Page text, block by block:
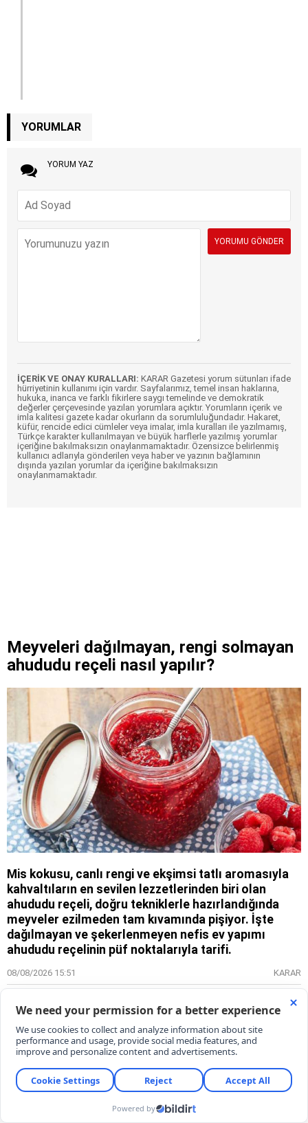
YORUMLAR
YORUM YAZ
İÇERİK VE ONAY KURALLARI: KARAR Gazetesi yorum sütunları ifade
hürriyetinin kullanımı için vardır. Sayfalarımız, temel insan haklarına,
hukuka, inanca ve farklı fikirlere saygı temelinde ve demokratik
değerler çerçevesinde yazılan yorumlara açıktır. Yorumların içerik ve
imla kalitesi gazete kadar okurların da sorumluluğundadır. Hakaret,
küfür, rencide edici cümleler veya imalar, imla kuralları ile yazılmamış,
Türkçe karakter kullanılmayan ve büyük harflerle yazılmış yorumlar
içeriğine bakılmaksızın onaylanmamaktadır. Özensizce belirlenmiş
kullanıcı adlarıyla gönderilen veya haber ve yazının bağlamının
dışında yazılan yorumlar da içeriğine bakılmaksızın
onaylanmamaktadır.
Meyveleri dağılmayan, rengi solmayan
ahududu reçeli nasıl yapılır?
Mis kokusu, canlı rengi ve ekşimsi tatlı aromasıyla
kahvaltıların en sevilen lezzetlerinden biri olan
ahududu reçeli, doğru tekniklerle hazırlandığında
meyveler ezilmeden tam kıvamında pişiyor. İşte
dağılmayan ve şekerlenmeyen nefis ev yapımı
ahududu reçelinin püf noktalarıyla tarifi.
08/08/2026 15:51 KARAR
Gamze Demirel